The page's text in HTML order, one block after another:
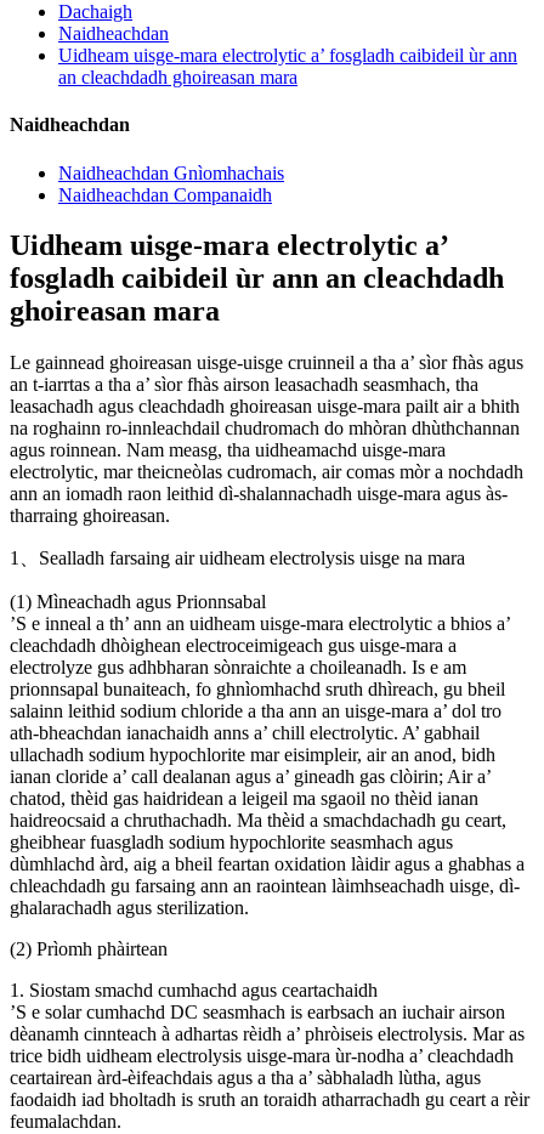
Dachaigh
Naidheachdan
Uidheam uisge-mara electrolytic a’ fosgladh caibideil ùr ann
an cleachdadh ghoireasan mara
Naidheachdan
Naidheachdan Gnìomhachais
Naidheachdan Companaidh
Uidheam uisge-mara electrolytic a’
fosgladh caibideil ùr ann an cleachdadh
ghoireasan mara
Le gainnead ghoireasan uisge-uisge cruinneil a tha a’ sìor fhàs agus
an t-iarrtas a tha a’ sìor fhàs airson leasachadh seasmhach, tha
leasachadh agus cleachdadh ghoireasan uisge-mara pailt air a bhith
na roghainn ro-innleachdail chudromach do mhòran dhùthchannan
agus roinnean. Nam measg, tha uidheamachd uisge-mara
electrolytic, mar theicneòlas cudromach, air comas mòr a nochdadh
ann an iomadh raon leithid dì-shalannachadh uisge-mara agus às-
tharraing ghoireasan.
1、Sealladh farsaing air uidheam electrolysis uisge na mara
(1) Mìneachadh agus Prionnsabal
’S e inneal a th’ ann an uidheam uisge-mara electrolytic a bhios a’
cleachdadh dhòighean electroceimigeach gus uisge-mara a
electrolyze gus adhbharan sònraichte a choileanadh. Is e am
prionnsapal bunaiteach, fo ghnìomhachd sruth dhìreach, gu bheil
salainn leithid sodium chloride a tha ann an uisge-mara a’ dol tro
ath-bheachdan ianachaidh anns a’ chill electrolytic. A’ gabhail
ullachadh sodium hypochlorite mar eisimpleir, air an anod, bidh
ianan cloride a’ call dealanan agus a’ gineadh gas clòirin; Air a’
chatod, thèid gas haidridean a leigeil ma sgaoil no thèid ianan
haidreocsaid a chruthachadh. Ma thèid a smachdachadh gu ceart,
gheibhear fuasgladh sodium hypochlorite seasmhach agus
dùmhlachd àrd, aig a bheil feartan oxidation làidir agus a ghabhas a
chleachdadh gu farsaing ann an raointean làimhseachadh uisge, dì-
ghalarachadh agus sterilization.
(2) Prìomh phàirtean
1. Siostam smachd cumhachd agus ceartachaidh
’S e solar cumhachd DC seasmhach is earbsach an iuchair airson
dèanamh cinnteach à adhartas rèidh a’ phròiseis electrolysis. Mar as
trice bidh uidheam electrolysis uisge-mara ùr-nodha a’ cleachdadh
ceartairean àrd-èifeachdais agus a tha a’ sàbhaladh lùtha, agus
faodaidh iad bholtadh is sruth an toraidh atharrachadh gu ceart a rèir
feumalachdan.